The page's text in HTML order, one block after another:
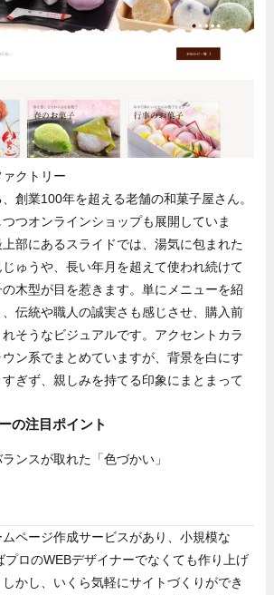
クトリー
創業100年を超える老舗の和菓子屋さん。
つオンラインショップも展開していま
部にあるスライドでは、湯気に包まれた
ゅうや、長い年月を超えて使われ続けて
木型が目を惹きます。単にメニューを紹
伝統や職人の誠実さも感じさせ、購入前
そうなビジュアルです。アクセントカラ
ン系でまとめていますが、背景を白にす
ぎず、親しみを持てる印象にまとまって
の注目ポイント
ンスが取れた「色づかい」
ページ作成サービスがあり、小規模な
プロのWEBデザイナーでなくても作り上げ
かし、いくら気軽にサイトづくりができ